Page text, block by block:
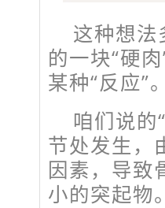
这种想
的一块“硬
某种“反应”。
咱们说的
节处发生，
因素，导致
小的突起物。